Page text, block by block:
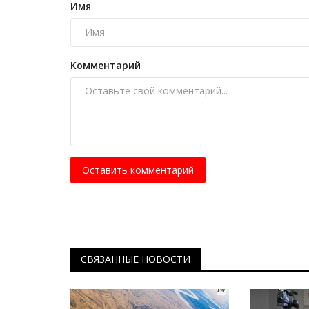
Имя
Комментарий
Оставить комментарий
СВЯЗАННЫЕ НОВОСТИ
оспорить лидерство «Барыса»
Одной из главных препон, по мнению
проблема со льдом. Но теперь её...